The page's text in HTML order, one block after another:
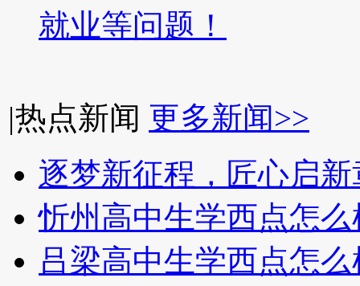
就业等问题！
|热点新闻 更多新闻>>
逐梦新征程，匠心启新
忻州高中生学西点怎
吕梁高中生学西点怎